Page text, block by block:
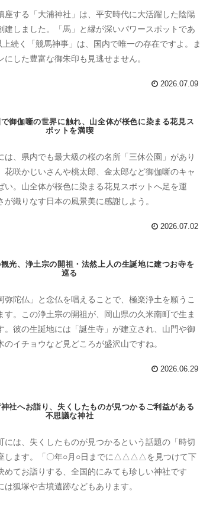
座する「大浦神社」は、平安時代に大活躍した陰陽
建しました。「馬」と縁が深いパワースポットであ
上続く「競馬神事」は、国内で唯一の存在ですよ。ま
にした豊富な御朱印も見逃せません。
2026.07.09
御伽噺の世界に触れ、山全体が桜色に染まる花見ス
ポットを満喫
は、県内でも最大級の桜の名所「三休公園」があり
花咲かじいさんや桃太郎、金太郎など御伽噺のキャ
い。山全体が桜色に染まる花見スポットへ足を運
が織りなす日本の風景美に感謝しよう。
2026.07.02
光、浄土宗の開祖・法然上人の生誕地に建つお寺を
巡る
弥陀仏」と念仏を唱えることで、極楽浄土を願うこ
す。この浄土宗の開祖が、岡山県の久米南町で生ま
。彼の生誕地には「誕生寺」が建立され、山門や御
のイチョウなど見どころが盛沢山ですね。
2026.06.29
社へお詣り、失くしたものが見つかるご利益がある
不思議な神社
には、失くしたものが見つかるという話題の「時切
します。「〇年○月○日までに△△△△を見つけて下
めてお詣りする、全国的にみても珍しい神社です
は狐塚や古墳遺跡などもあります。